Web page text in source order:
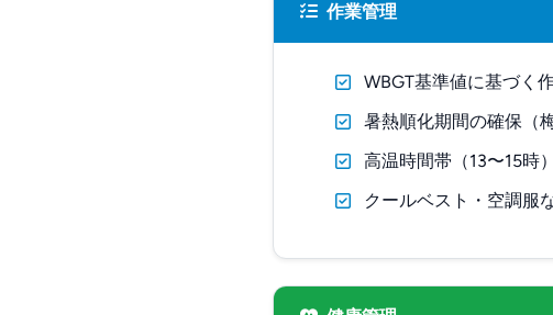
作業管理
WBGT基準値に基づく
暑熱順化期間の確保（
高温時間帯（13〜15時
クールベスト・空調服